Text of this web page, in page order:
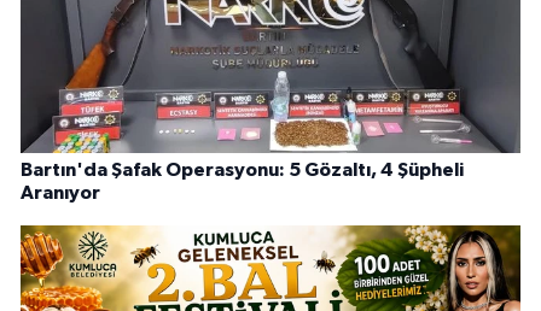
Bartın'da Şafak Operasyonu: 5 Gözaltı, 4 Şüpheli
Aranıyor